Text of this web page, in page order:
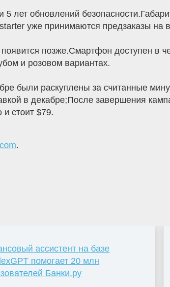
лет обновлений
уже принимаются предзаказы на
позже.Смартфон доступен в
и розовом вариантах.
были раскуплены за считанные
в декабре;После завершения
и стоит $79.
.
ассистент на базе
помогает 20 млн
Банки.ру